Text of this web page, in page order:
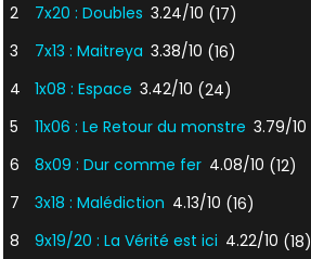
2
7x20 : Doubles 3.24/10 (17)
3
7x13 : Maitreya 3.38/10 (16)
4
1x08 : Espace 3.42/10 (24)
5
11x06 : Le Retour du monstre 3.79/10
6
8x09 : Dur comme fer 4.08/10 (12)
7
3x18 : Malédiction 4.13/10 (16)
8
9x19/20 : La Vérité est ici 4.22/10 (18)